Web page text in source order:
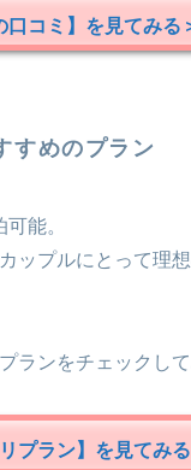
口コミ】を見てみる
すめのプラン
能。
ップルにとって理
ランをチェックして
リプラン】を見てみ